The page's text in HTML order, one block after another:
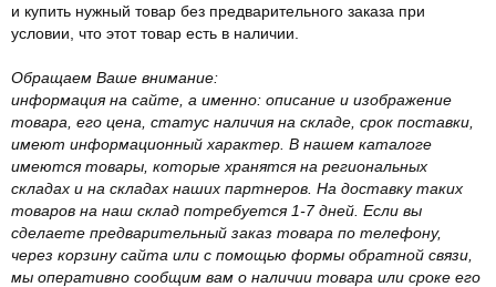
и купить нужный товар без предварительного заказа при
условии, что этот товар есть в наличии.
Обращаем Ваше внимание:
информация на сайте, а именно: описание и изображение
товара, его цена, статус наличия на складе, срок поставки,
имеют информационный характер. В нашем каталоге
имеются товары, которые хранятся на региональных
складах и на складах наших партнеров. На доставку таких
товаров на наш склад потребуется 1-7 дней. Если вы
сделаете предварительный заказ товара по телефону,
через корзину сайта или с помощью формы обратной связи,
мы оперативно сообщим вам о наличии товара или сроке его